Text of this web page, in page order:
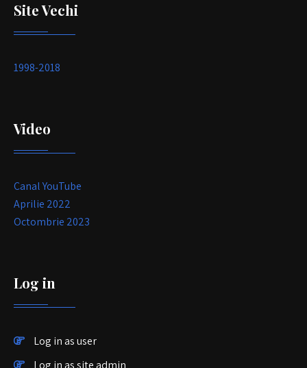
Site Vechi
1998-2018
Video
Canal YouTube
Aprilie 2022
Octombrie 2023
Log in
Log in as user
Log in as site admin